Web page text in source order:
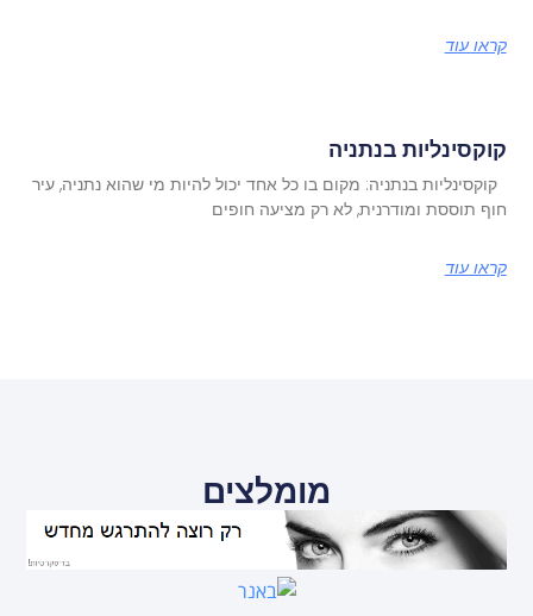
קראו עוד
קוקסינליות בנתניה
קוקסינליות בנתניה: מקום בו כל אחד יכול להיות מי שהוא נתניה, עיר
חוף תוססת ומודרנית, לא רק מציעה חופים
קראו עוד
מומלצים